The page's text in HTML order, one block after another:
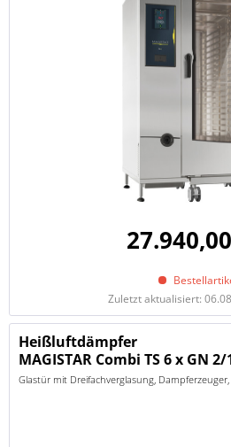
Zuletzt aktualisiert:
Heißluftdämpfer
MAGISTAR Combi TS 6 x GN 2/
Glastür mit Dreifachverglasung,